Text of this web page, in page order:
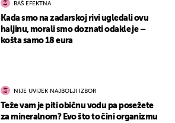
BAŠ EFEKTNA
Kada smo na zadarskoj rivi ugledali ovu
haljinu, morali smo doznati odakle je –
košta samo 18 eura
NIJE UVIJEK NAJBOLJI IZBOR
Teže vam je piti običnu vodu pa posežete
za mineralnom? Evo što to čini organizmu